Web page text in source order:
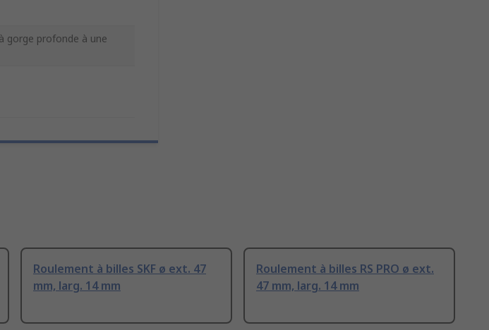
gorge profonde à une
Roulement à billes SKF ø ext. 47
mm, larg. 14 mm
Roulement à billes RS PRO ø ext.
47 mm, larg. 14 mm